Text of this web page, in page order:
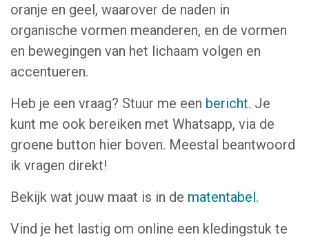
oranje en geel, waarover de naden in
organische vormen meanderen, en de vormen
en bewegingen van het lichaam volgen en
accentueren.
Heb je een vraag? Stuur me een bericht. Je
kunt me ook bereiken met Whatsapp, via de
groene button hier boven. Meestal beantwoord
ik vragen direkt!
Bekijk wat jouw maat is in de matentabel.
Vind je het lastig om online een kledingstuk te